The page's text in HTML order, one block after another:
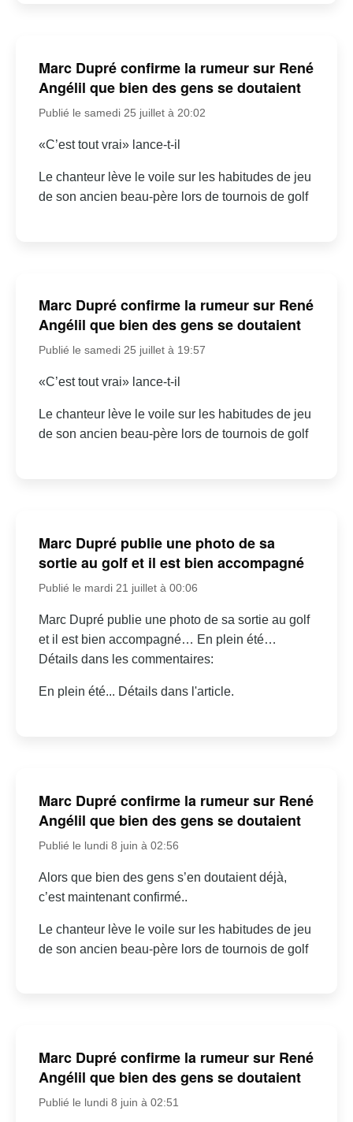
Marc Dupré confirme la rumeur sur René
Angélil que bien des gens se doutaient
Publié le samedi 25 juillet à 20:02
«C’est tout vrai» lance-t-il
Le chanteur lève le voile sur les habitudes de jeu
de son ancien beau-père lors de tournois de golf
Marc Dupré confirme la rumeur sur René
Angélil que bien des gens se doutaient
Publié le samedi 25 juillet à 19:57
«C’est tout vrai» lance-t-il
Le chanteur lève le voile sur les habitudes de jeu
de son ancien beau-père lors de tournois de golf
Marc Dupré publie une photo de sa
sortie au golf et il est bien accompagné
Publié le mardi 21 juillet à 00:06
Marc Dupré publie une photo de sa sortie au golf
et il est bien accompagné… En plein été…
Détails dans les commentaires:
En plein été... Détails dans l'article.
Marc Dupré confirme la rumeur sur René
Angélil que bien des gens se doutaient
Publié le lundi 8 juin à 02:56
Alors que bien des gens s’en doutaient déjà,
c’est maintenant confirmé..
Le chanteur lève le voile sur les habitudes de jeu
de son ancien beau-père lors de tournois de golf
Marc Dupré confirme la rumeur sur René
Angélil que bien des gens se doutaient
Publié le lundi 8 juin à 02:51